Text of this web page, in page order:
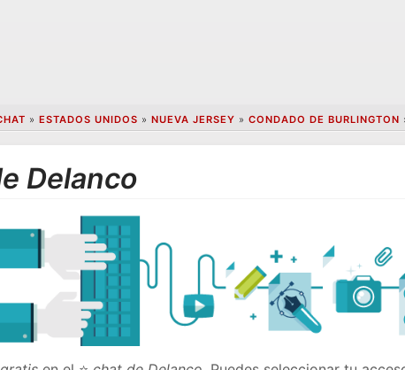
» ESTADOS UNIDOS » NUEVA JERSEY » CONDADO DE BURLINGTON
Delanco